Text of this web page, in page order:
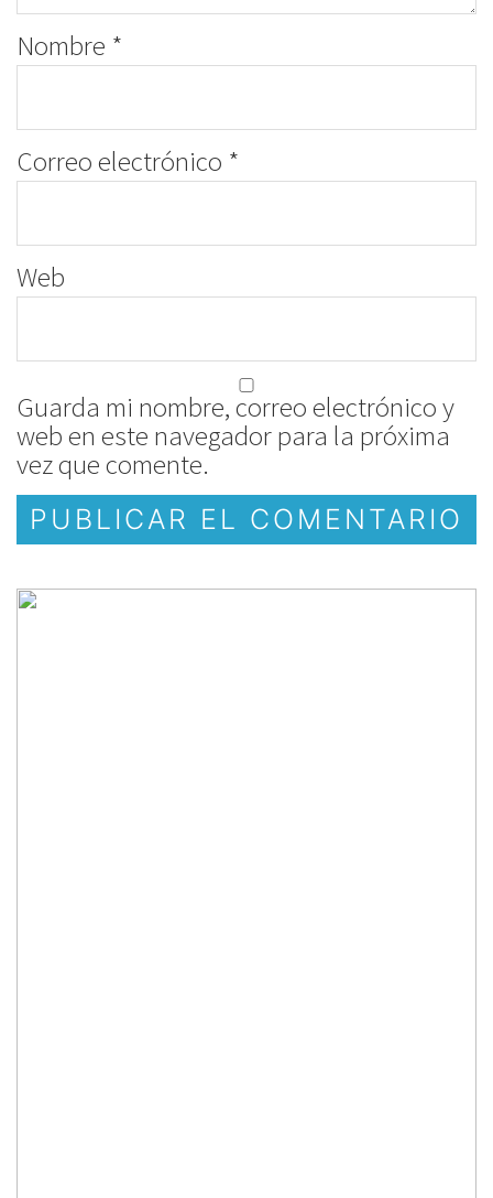
Nombre *
Correo electrónico *
Web
Guarda mi nombre, correo electrónico y
web en este navegador para la próxima
vez que comente.